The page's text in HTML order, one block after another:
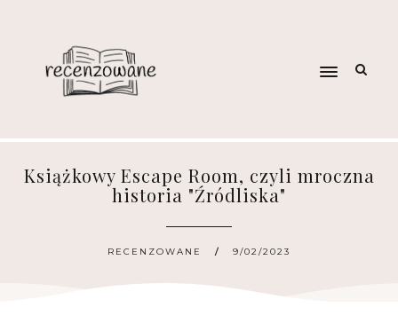
Książkowy Escape Room, czyli mroczna
historia "Źródliska"
RECENZOWANE 9/02/2023